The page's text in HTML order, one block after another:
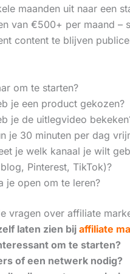
maanden uit naar een
van €500+ per maand –
content te blijven
om te starten?
je een product gekozen?
je de uitlegvideo
je 30 minuten per dag
je welk kanaal je wilt
Pinterest, TikTok)?
je open om te leren?
vragen over affiliate
laten zien bij affiliate
om te starten?
of een netwerk nodig?